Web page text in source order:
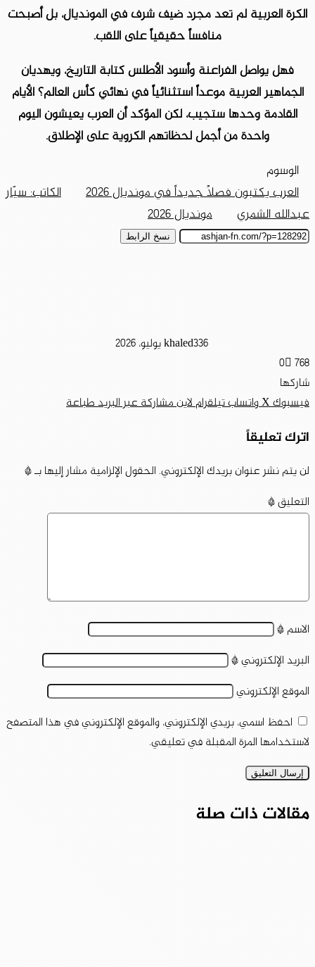
الكرة العربية لم تعد مجرد ضيف شرف في المونديال، بل أصبحت
منافساً حقيقياً على اللقب.
فهل يواصل الفراعنة وأسود الأطلس كتابة التاريخ، ويهديان
الجماهير العربية موعداً استثنائياً في نهائي كأس العالم؟ الأيام
القادمة وحدها ستجيب، لكن المؤكد أن العرب يعيشون اليوم
واحدة من أجمل لحظاتهم الكروية على الإطلاق.
الوسوم
العرب يكتبون فصلاً جديداً في مونديال 2026
الكاتب: سيّار
عبدالله الشمري
مونديال 2026
نسخ الرابط
khaled336 يوليو، 2026
0 768
شاركها
فيسبوك‫Xواتسابتيلقراملاينمشاركة عبر البريدطباعة
اترك تعليقاً
لن يتم نشر عنوان بريدك الإلكتروني. الحقول الإلزامية مشار إليها بـ*
التعليق*
الاسم*
البريد الإلكتروني*
الموقع الإلكتروني
احفظ اسمي، بريدي الإلكتروني، والموقع الإلكتروني في هذا المتصفح
لاستخدامها المرة المقبلة في تعليقي.
مقالات ذات صلة